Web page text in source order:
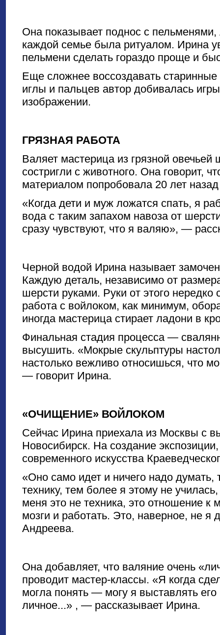
Она показывает поднос с
каждой семье была ритуалом. Ирина
пельмени сделать гораздо проще и
Еще сложнее воссоздавать
иглы и пальцев автор добивалась
изображении.
ГРЯЗНАЯ РАБОТА
Валяет мастерица из грязной овечьей
состригли с животного. Она говорит,
материалом попробовала 20 лет
«Когда дети и муж ложатся спать, я
вода с таким запахом навоза от
сразу чувствуют, что я валяю», —
Черной водой Ирина называет
Каждую деталь, независимо от
шерсти руками. Руки от этого
работа с войлоком, как минимум,
иногда мастерица стирает ладони в
Финальная стадия процесса —
высушить. «Мокрые скульптуры
настолько вежливо относишься, что
— говорит Ирина.
«ОЧИЩЕНИЕ» ВОЙЛОКОМ
Сейчас Ирина приехала из Москвы с
Новосибирск. На создание
современного искусства
«Оно само идет и ничего надо
технику, тем более я этому не
меня это не техника, это отношение к
мозги и работать. Это, наверное, не
Андреева.
Она добавляет, что валяние очень
проводит мастер-классы. «Я когда
могла понять — могу я выставлять его
личное...» , — рассказывает Ирина.